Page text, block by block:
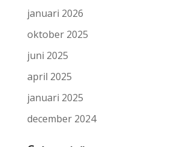
januari 2026
oktober 2025
juni 2025
april 2025
januari 2025
december 2024